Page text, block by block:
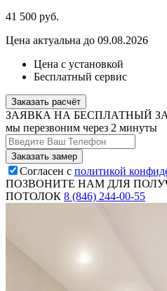
41 500 руб.
Цена актуальна до 09.08.2026
Цена с установкой
Бесплатный сервис
Заказать расчёт
ЗАЯВКА НА БЕСПЛАТНЫЙ
мы перезвоним через 2 минуты
Согласен с политикой
ПОЗВОНИТЕ НАМ ДЛЯ
ПОТОЛОК 8 (846) 244-00-55